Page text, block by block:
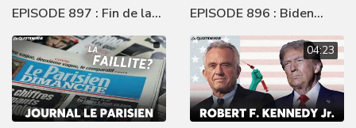
EPISODE 897 : Fin de la
françafrique
EPISODE 896 : Biden
gracie son fils
04:23